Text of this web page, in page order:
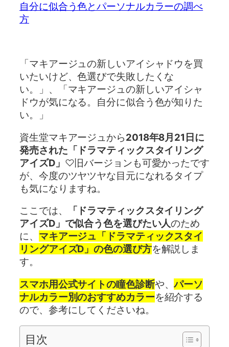
自分に似合う色とパーソナルカラーの調べ
方
「マキアージュの新しいアイシャドウを買
いたいけど、色選びで失敗したくな
い。」、「マキアージュの新しいアイシャ
ドウが気になる。自分に似合う色が知りた
い。」
資生堂マキアージュから2018年8月21日に
発売された「ドラマティックスタイリング
アイズD」 ♡旧バージョンも可愛かったです
が、今度のツヤツヤな目元になれるタイプ
も気になりますね。
ここでは、
「ドラマティックスタイリング
アイズD」で似合う色を選びたい人のため
に、 マキアージュ「ドラマティックスタイ
リングアイズD」の色の選び方を解説しま
す。
スマホ用公式サイトの瞳色診断や、パーソ
ナルカラー別のおすすめカラーを紹介する
ので、参考にしてくださいね。
目次